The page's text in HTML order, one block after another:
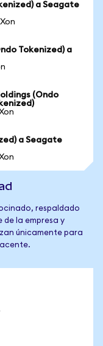
a Seagate
Tokenized) a
(Ondo
a Seagate
respaldado
de la empresa y
únicamente para